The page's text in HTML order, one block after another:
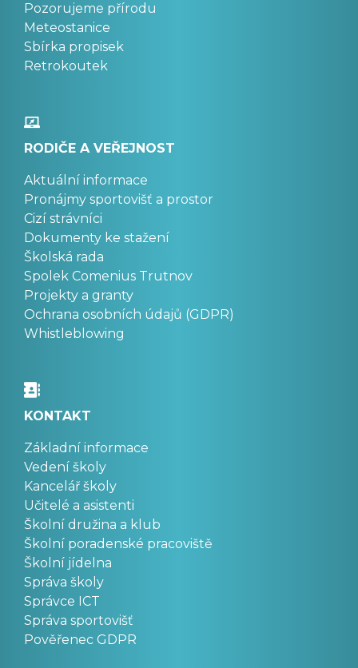
Pozorujeme přírodu
Meteostanice
Sbírka propisek
Retrokoutek
RODIČE A VEŘEJNOST
Aktuální informace
Pronájmy sportovišť a prostor
Cizí strávníci
Dokumenty ke stažení
Školská rada
Spolek Comenius Trutnov
Projekty a granty
Ochrana osobních údajů (GDPR)
Whistleblowing
KONTAKT
Základní informace
Vedení školy
Kancelář školy
Učitelé a asistenti
Školní družina a klub
Školní poradenské pracoviště
Školní jídelna
Správa školy
Správce ICT
Správa sportovišť
Pověřenec GDPR